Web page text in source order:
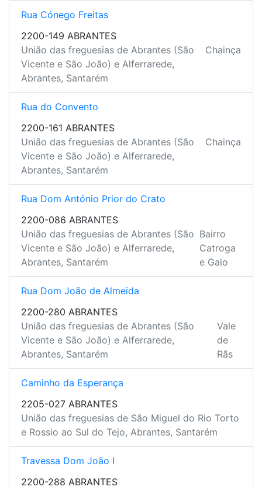
Rua Cónego Freitas
2200-149 ABRANTES
União das freguesias de Abrantes (São
Vicente e São João) e Alferrarede,
Abrantes, Santarém
Chainça
Rua do Convento
2200-161 ABRANTES
União das freguesias de Abrantes (São
Vicente e São João) e Alferrarede,
Abrantes, Santarém
Chainça
Rua Dom António Prior do Crato
2200-086 ABRANTES
União das freguesias de Abrantes (São
Vicente e São João) e Alferrarede,
Abrantes, Santarém
Bairro
Catroga
e Gaio
Rua Dom João de Almeida
2200-280 ABRANTES
União das freguesias de Abrantes (São
Vicente e São João) e Alferrarede,
Abrantes, Santarém
Vale
de
Rãs
Caminho da Esperança
2205-027 ABRANTES
União das freguesias de São Miguel do Rio Torto
e Rossio ao Sul do Tejo, Abrantes, Santarém
Travessa Dom João I
2200-288 ABRANTES